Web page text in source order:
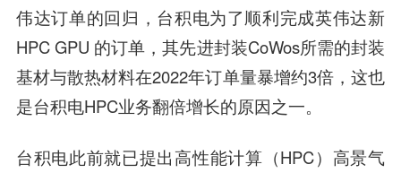
伟达订单的回归，台积电为了顺利完成英伟达新
HPC GPU 的订单，其先进封装CoWos所需的封装
基材与散热材料在2022年订单量暴增约3倍，这也
是台积电HPC业务翻倍增长的原因之一。
台积电此前就已提出高性能计算（HPC）高景气